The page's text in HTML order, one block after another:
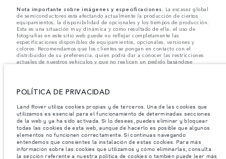
Nota importante sobre imágenes y especificaciones.
La escasez global
de semiconductores está afectando actualmente la producción de ciertos
equipamientos, la disponibilidad de opcionales y los tiempos de producción.
Esta es una situación muy dinámica y como resultado de ella, el uso de
fotografías en este sitio web puede no reflejar completamente las
especificaciones disponibles de equipamientos, opcionales, versiones y
colores. Recomendamos que los clientes se pongan en contacto con el
distribuidor de su preferencia, quien podrá dar a conocer las restricciones
actuales de nuestros vehículos y que no realicen un pedido basándose
las especificaciones, el diseño y la producción de sus vehículos, piezas y
accesorios, por lo que se producen modificaciones de forma continua y sin
vendrán incluidas de serie. La información, las especificaciones, los motores
y los colores que aparecen en esta página web se basan en las
especificaciones europeas. Estos pueden variar en función del mercado y
pueden ser modificados sin previo aviso. Algunos vehículos se muestran con
equipamiento opcional y accesorios originales que pueden no estar
disponibles en todos los mercados. Ponte en contacto con tu concesionario
local para consultar disponibilidad y precios.
POLÍTICA DE PRIVACIDAD
Land Rover utiliza cookies propias y de terceros. Una de las cookies que
utilizamos es esencial para el funcionamiento de determinadas secciones
de la web y ya ha sido activada. Si lo deseas, puedes eliminar y bloquear
todas las cookies de esta web, aunque de hacerlo es posible que algunos
elementos no funcionen correctamente. Si continuas navegando
entendemos que consientes la instalación de estas cookies. Para más
información sobre las cookies que utilizamos y cómo eliminarlas, consulta
la sección referente a nuestra política de cookies o también puede leer más